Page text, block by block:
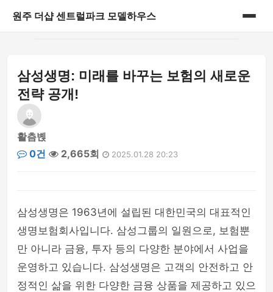
원주 더샵 센트럴파크 모델하우스
게시판
삼성생명: 미래를 바꾸는 보험의 새로운
전략 공개!
활츰볝
0건
2,665회 2025.01.28 20:23
삼성생명은 1963년에 설립된 대한민국의 대표적인
생명보험회사입니다. 삼성그룹의 일원으로, 보험뿐
만 아니라 금융, 투자 등의 다양한 분야에서 사업을
운영하고 있습니다. 삼성생명은 고객의 안전하고 안
정적인 삶을 위한 다양한 금융 상품을 제공하고 있으